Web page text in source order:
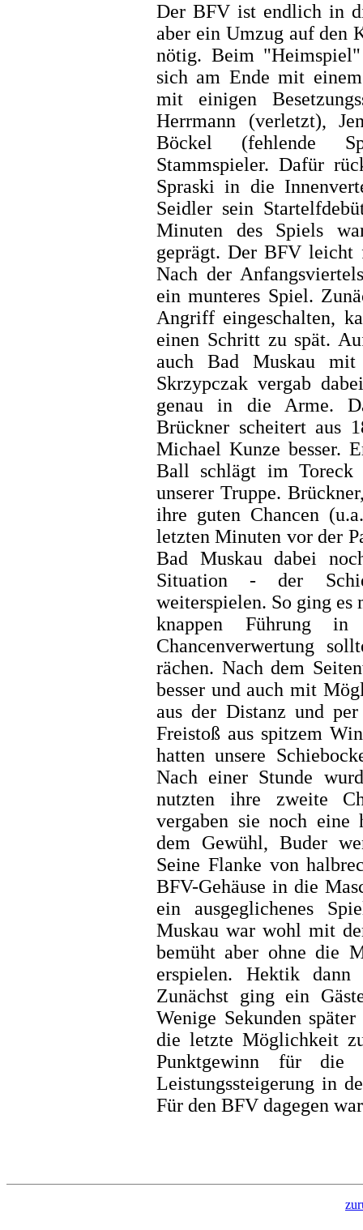
Der BFV ist endlich in
aber ein Umzug auf den
nötig. Beim
sich am Ende mit
mit einigen
Herrmann (verletzt),
Böckel (fehlende
Stammspieler. Dafür
Spraski in die
Seidler sein
Minuten des Spiels
geprägt. Der BFV leicht
Nach der
ein munteres Spiel.
Angriff eingeschalten,
einen Schritt zu spät.
auch Bad Muskau mit
Skrzypczak vergab
genau in die Arme.
Brückner scheitert aus
Michael Kunze besser.
Ball schlägt im Toreck
unserer Truppe.
ihre guten Chancen
letzten Minuten vor der
Bad Muskau dabei
Situation - der
weiterspielen. So ging
knappen Führung
Chancenverwertung
rächen. Nach dem
besser und auch mit
aus der Distanz und
Freistoß aus spitzem
hatten unsere
Nach einer Stunde
nutzten ihre zweite
vergaben sie noch eine
dem Gewühl, Buder
Seine Flanke von
BFV-Gehäuse in die
ein ausgeglichenes
Muskau war wohl mit
bemüht aber ohne die
erspielen. Hektik
Zunächst ging ein
Wenige Sekunden
die letzte Möglichkeit
Punktgewinn für die
Leistungssteigerung in
Für den BFV dagegen